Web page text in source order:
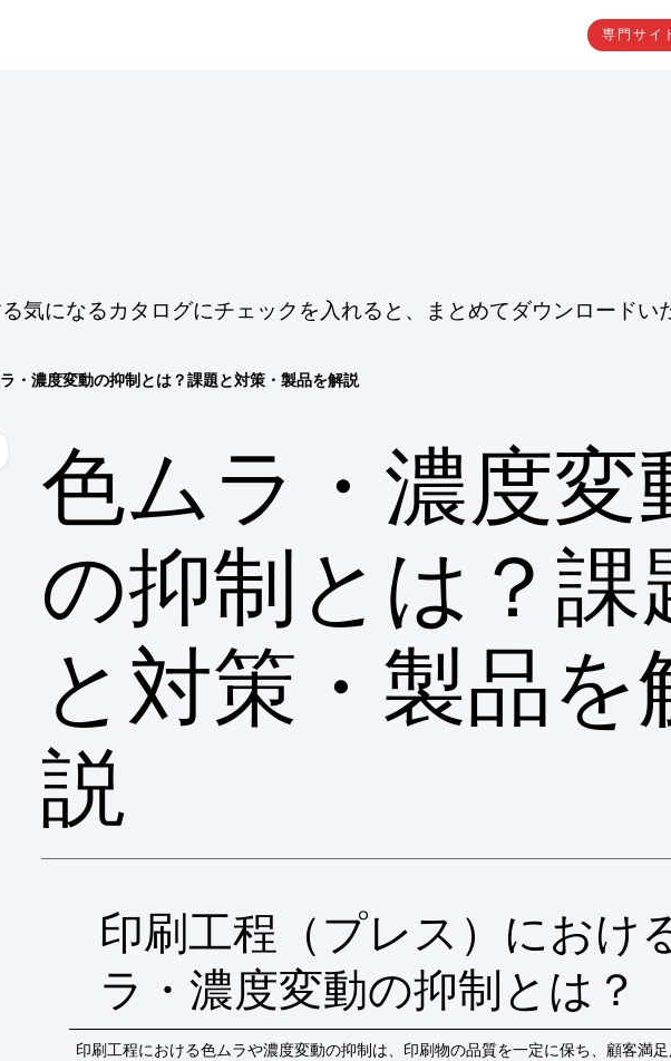
専門サイ
気になるカタログにチェックを入れると、まとめてダウンロードい
・濃度変動の抑制とは？課題と対策・製品を解説
色ムラ・濃度変
の抑制とは？課
と対策・製品を
説
印刷工程（プレス）におけ
ラ・濃度変動の抑制とは？
印刷工程における色ムラや濃度変動の抑制は、印刷物の品質を一定に保ち、顧客満